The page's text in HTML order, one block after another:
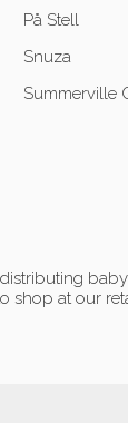
På Stell
Snuza
Summerville
shop at our